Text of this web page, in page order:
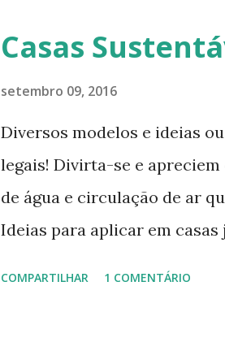
que vive para surprir suas
completamente habitável.
enxergar a beleza na sua
encontra o que parece, em
estúdio. Mas o cubo tem ao
e o escritório viram o quarto
c...
Casas
setembro 09, 2016
Diversos modelos e ideias
legais! Divirta-se e
de água e circulação de ar
Ideias para aplicar em
COMPARTILHAR 1 COMENTÁRIO